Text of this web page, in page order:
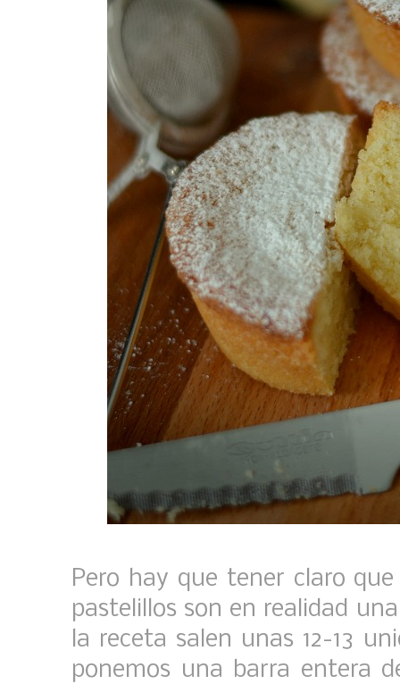
Pero hay que tener claro
pastelillos son en realidad
la receta salen unas 12-13
ponemos una barra entera